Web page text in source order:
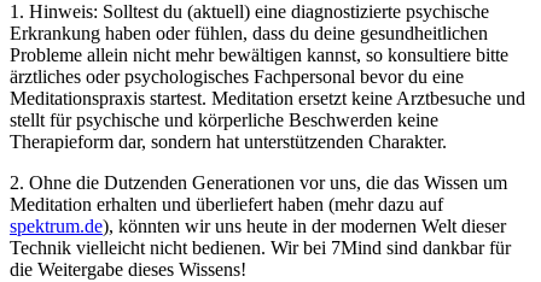
1. Hinweis: Solltest du (aktuell) eine diagnostizierte psychische
Erkrankung haben oder fühlen, dass du deine gesundheitlichen
Probleme allein nicht mehr bewältigen kannst, so konsultiere bitte
ärztliches oder psychologisches Fachpersonal bevor du eine
Meditationspraxis startest. Meditation ersetzt keine Arztbesuche und
stellt für psychische und körperliche Beschwerden keine
Therapieform dar, sondern hat unterstützenden Charakter.
2. Ohne die Dutzenden Generationen vor uns, die das Wissen um
Meditation erhalten und überliefert haben (mehr dazu auf
spektrum.de), könnten wir uns heute in der modernen Welt dieser
Technik vielleicht nicht bedienen. Wir bei 7Mind sind dankbar für
die Weitergabe dieses Wissens!